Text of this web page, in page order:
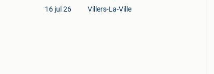
16 jul 26 Villers-La-Ville